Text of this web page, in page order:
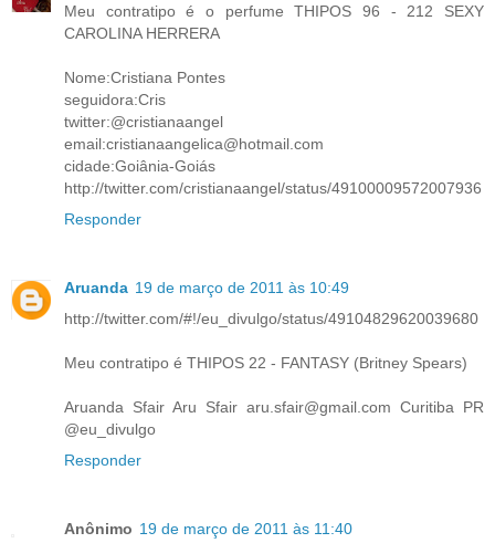
Meu contratipo é o perfume THIPOS 96 - 212 SEXY
CAROLINA HERRERA
Nome:Cristiana Pontes
seguidora:Cris
twitter:@cristianaangel
email:cristianaangelica@hotmail.com
cidade:Goiânia-Goiás
http://twitter.com/cristianaangel/status/49100009572007936
Responder
Aruanda 19 de março de 2011 às 10:49
http://twitter.com/#!/eu_divulgo/status/49104829620039680
Meu contratipo é THIPOS 22 - FANTASY (Britney Spears)
Aruanda Sfair Aru Sfair aru.sfair@gmail.com Curitiba PR
@eu_divulgo
Responder
Anônimo 19 de março de 2011 às 11:40